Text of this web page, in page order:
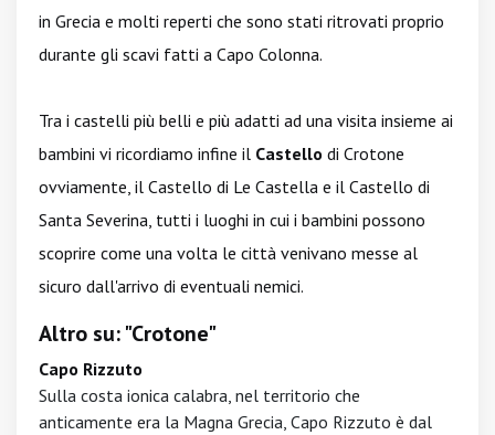
in Grecia e molti reperti che sono stati ritrovati proprio
durante gli scavi fatti a Capo Colonna.
Tra i castelli più belli e più adatti ad una visita insieme ai
bambini vi ricordiamo infine il Castello di Crotone
ovviamente, il Castello di Le Castella e il Castello di
Santa Severina, tutti i luoghi in cui i bambini possono
scoprire come una volta le città venivano messe al
sicuro dall'arrivo di eventuali nemici.
Altro su: "Crotone"
Capo Rizzuto
Sulla costa ionica calabra, nel territorio che
anticamente era la Magna Grecia, Capo Rizzuto è dal